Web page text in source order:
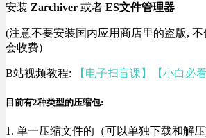
安装 Zarchiver 或者 ES文件管理器
(注意不要安装国内应用商店里的盗版,
会收费)
B站视频教程: 【电子扫盲课】【小白必
目前有2种类型的压缩包:
1. 单一压缩文件的（可以单独下载和解